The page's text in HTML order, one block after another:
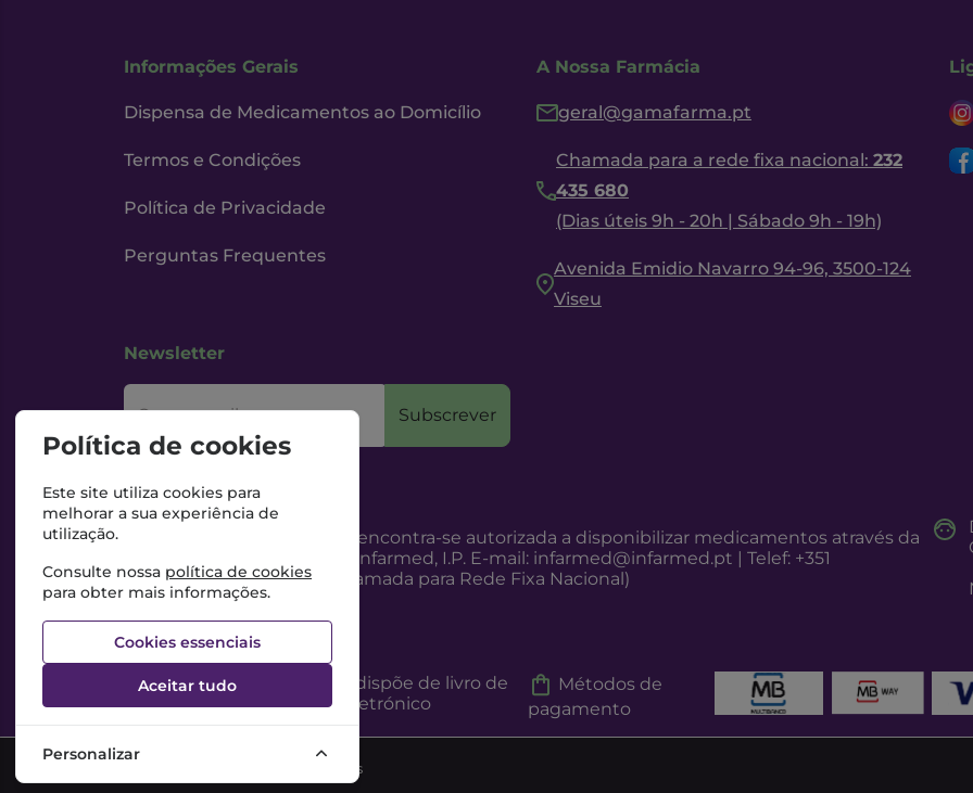
Informações Gerais
Dispensa de Medicamentos ao Domicílio
Termos e Condições
Política de Privacidade
Perguntas Frequentes
A Nossa Farmácia
geral@gamafarma.pt
Chamada para a rede fixa nacional: 232
435 680
(Dias úteis 9h - 20h | Sábado 9h - 19h)
Avenida Emidio Navarro 94-96, 3500-124
Viseu
Newsletter
O seu email Subscrever
Esta Farmácia encontra-se autorizada a disponibilizar medicamentos através da
Internet, pelo Infarmed, I.P. E-mail: infarmed@infarmed.pt | Telef: +351
217987100 (Chamada para Rede Fixa Nacional)
Esta Farmácia dispõe de livro de
reclamações eletrónico
Métodos de
pagamento
©2026 Todos os direitos reservados
Política de cookies
Este site utiliza cookies para
melhorar a sua experiência de
utilização.
Consulte nossa política de cookies
para obter mais informações.
Cookies essenciais
Aceitar tudo
Personalizar